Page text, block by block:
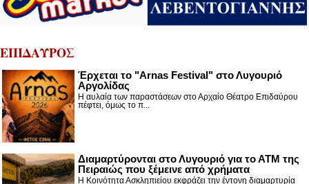
ΕΠΙΔΑΥΡΟΣ
Έρχεται το "Arnas Festival" στο Λυγουριό
Αργολίδας
Η αυλαία των παραστάσεων στο Αρχαίο Θέατρο Επιδαύρου
πέφτει, όμως το π...
Διαμαρτύρονται στο Λυγουριό για το ΑΤΜ της
Πειραιώς που ξέμεινε από χρήματα
Η Κοινότητα Ασκληπιείου εκφράζει την έντονη διαμαρτυρία